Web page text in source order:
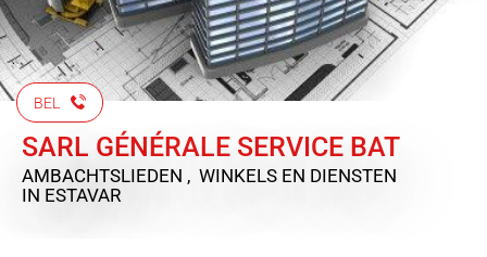
BEL
SARL GÉNÉRALE SERVICE BAT
AMBACHTSLIEDEN , WINKELS EN DIENSTEN
IN ESTAVAR